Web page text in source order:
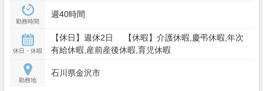
勤務時間
週40時間
休日・休暇
【休日】週休2日 【休暇】介護休暇,慶弔休暇,年次
有給休暇,産前産後休暇,育児休暇
勤務地
石川県金沢市